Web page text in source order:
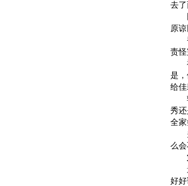
去
田
原
香
责怪
祺
是
给
转
秀
全
关
么会
第
景
好好